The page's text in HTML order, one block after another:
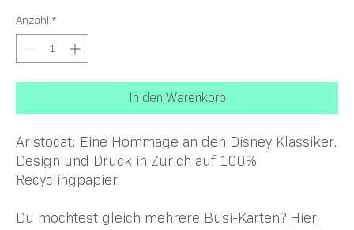
Anzahl *
In den Warenkorb
Aristocat: Eine Hommage an den Disney Klassiker.
Design und Druck in Zürich auf 100%
Recyclingpapier.
Du möchtest gleich mehrere Büsi-Karten? Hier